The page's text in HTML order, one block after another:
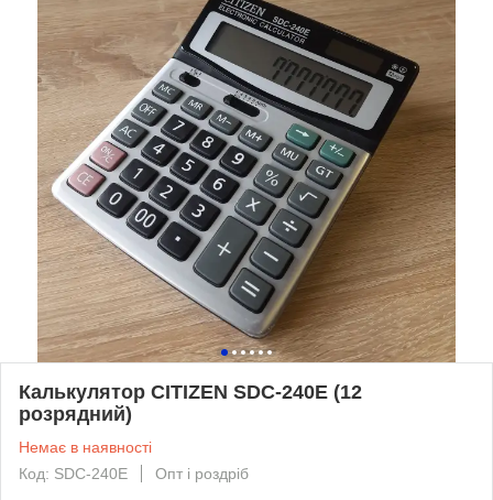
Калькулятор CITIZEN SDC-240Е (12
розрядний)
Немає в наявності
Код: SDC-240Е
Опт і роздріб